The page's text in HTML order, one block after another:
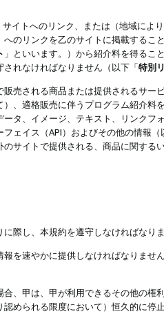
イトへのリンク、または（地域により
へのリンクを乙のサイトに掲載する
」といいます。）から紹介料を得るこ
れなければなりません（以下「特別
売される商品または提供されるサー
、適格販売に伴うプログラム紹介
タ、イメージ、テキスト、リンク
ェイス（API）およびその他の情報（
サイトで提供される、商品に関す
際し、本規約を遵守しなければなりま
を速やかに提供しなければなりません
、甲は、甲が利用できるその他の
められる限度において）恒久的に停